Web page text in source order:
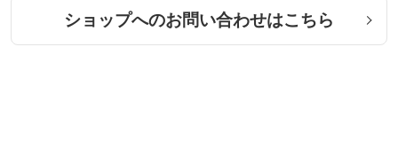
ショップへのお問い合わせはこちら